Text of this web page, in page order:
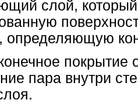
слой,
определяющую
пара внутри